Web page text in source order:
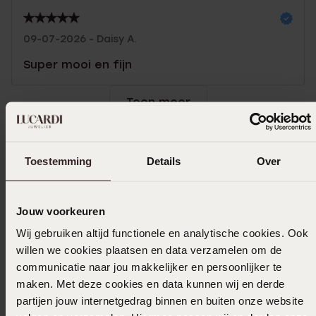
Toestemming Details Over
Jouw voorkeuren
Wij gebruiken altijd functionele en analytische cookies. Ook
willen we cookies plaatsen en data verzamelen om de
communicatie naar jou makkelijker en persoonlijker te
maken. Met deze cookies en data kunnen wij en derde
partijen jouw internetgedrag binnen en buiten onze website
09-07-2026 - Daisy A.
Super mooi en fijn
Toon meer
Ook leuk voor jou